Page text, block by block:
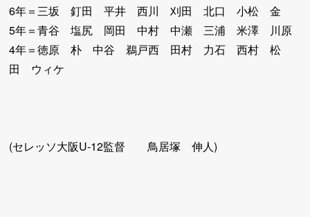
6年＝三坂 釘田 平井 西川 刈田 北口 小松 金
5年＝青谷 塩尻 岡田 中村 中瀬 三浦 米澤 川原
4年＝徳原 朴 中谷 鵜戸西 田村 力石 西村 松
田 ウィケ
(セレッソ大阪U-12監督 鳥居塚 伸人)